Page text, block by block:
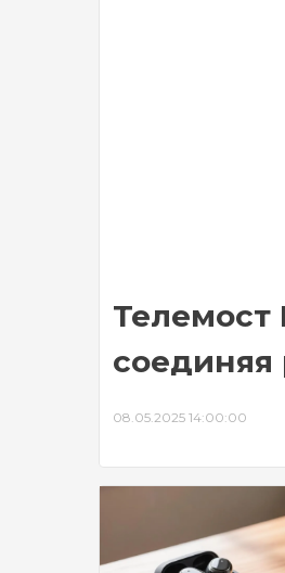
Телемост
соединяя
08.05.2025 14:00:00